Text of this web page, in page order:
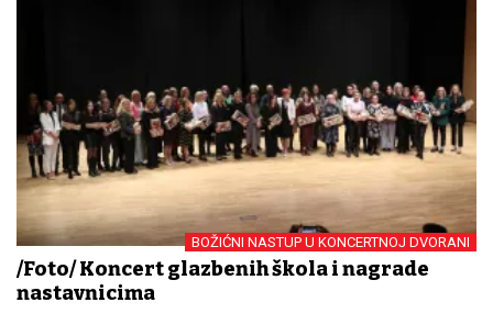
BOŽIĆNI NASTUP U KONCERTNOJ DVORANI
/Foto/ Koncert glazbenih škola i nagrade
nastavnicima